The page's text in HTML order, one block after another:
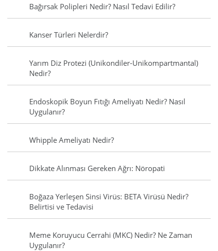
Bağırsak Polipleri Nedir? Nasıl Tedavi Edilir?
Kanser Türleri Nelerdir?
Yarım Diz Protezi (Unikondiler-Unikompartmantal)
Nedir?
Endoskopik Boyun Fıtığı Ameliyatı Nedir? Nasıl
Uygulanır?
Whipple Ameliyatı Nedir?
Dikkate Alınması Gereken Ağrı: Nöropati
Boğaza Yerleşen Sinsi Virüs: BETA Virüsü Nedir?
Belirtisi ve Tedavisi
Meme Koruyucu Cerrahi (MKC) Nedir? Ne Zaman
Uygulanır?